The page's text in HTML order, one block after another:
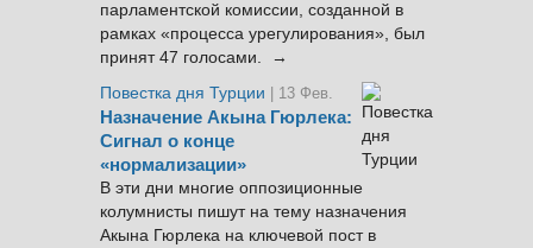
парламентской комиссии, созданной в
рамках «процесса урегулирования», был
принят 47 голосами. →
Повестка дня Турции
| 13 Фев.
Назначение Акына Гюрлека:
Сигнал о конце
«нормализации»
В эти дни многие оппозиционные
колумнисты пишут на тему назначения
Акына Гюрлека на ключевой пост в